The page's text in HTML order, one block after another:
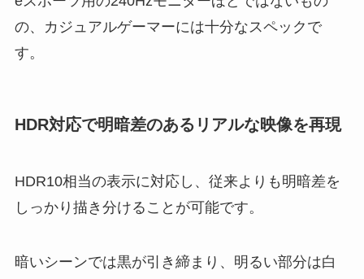
の、カジュアルゲーマーには十分なスペックで
す。
HDR対応で明暗差のあるリアルな映像を再現
HDR10相当の表示に対応し、従来よりも明暗差を
しっかり描き分けることが可能です。
暗いシーンでは黒が引き締まり、明るい部分は白